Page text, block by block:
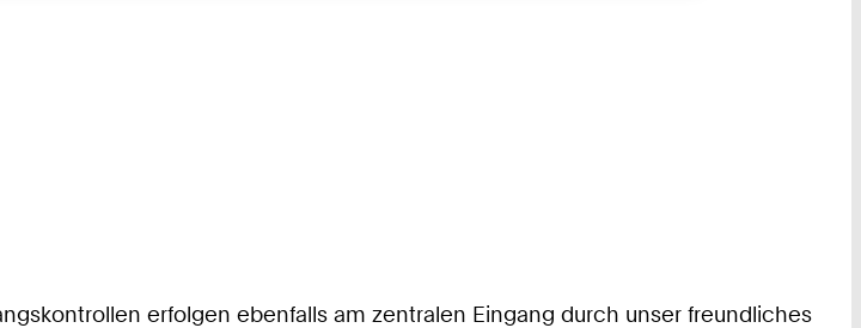
erfolgen ebenfalls am zentralen Eingang durch unser freundliches